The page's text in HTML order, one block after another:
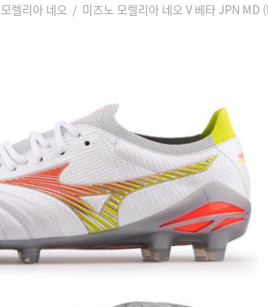
모렐리아 네오 / 미즈노 모렐리아 네오 V 베타 JPN MD